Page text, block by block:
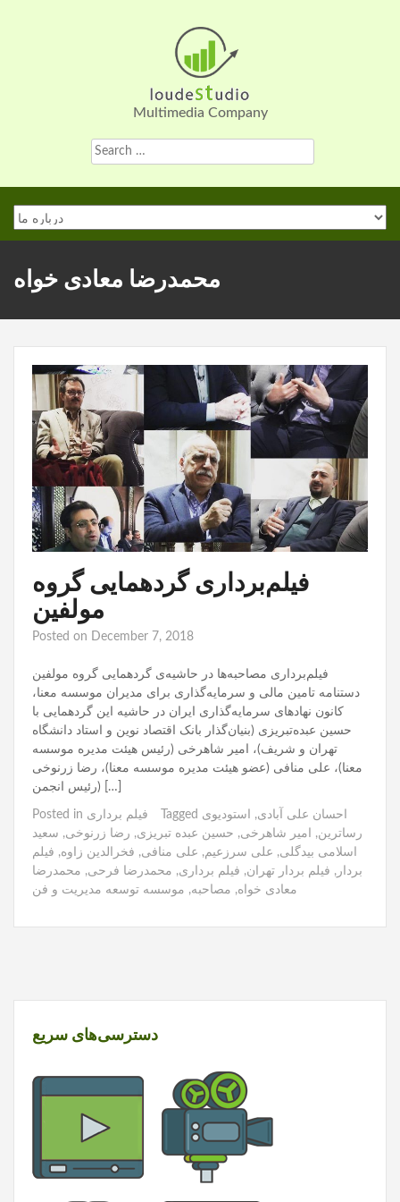
Multimedia Company
Search
for:
محمدرضا معادی خواه
فیلم‌برداری گردهمایی گروه
مولفین
Posted on December 7, 2018
فیلم‌برداری مصاحبه‌‌ها در حاشیه‌ی گردهمایی گروه مولفین
دستنامه تامین مالی و سرمایه‌گذاری برای مدیران موسسه معنا،
کانون نهادهای سرمایه‌گذاری ایران در حاشیه این گردهمایی با
حسین عبده‌تبریزی (بنیان‌گذار بانک اقتصاد نوین و استاد دانشگاه
تهران و شریف)، امیر شاهرخی (رئیس هیئت مدیره موسسه
معنا)، علی منافی (عضو هیئت مدیره موسسه معنا)، رضا زرنوخی
(رئیس انجمن […]
Posted in فیلم برداری Tagged احسان علی آبادی,
استودیوی
رساترین, امیر شاهرخی, حسین عبده تبریزی, رضا زرنوخی, سعید
اسلامی بیدگلی, علی سرزعیم, علی منافی, فخرالدین زاوه, فیلم
بردار , فیلم بردار تهران, فیلم برداری, محمدرضا فرحی, محمدرضا
معادی خواه, مصاحبه, موسسه توسعه مدیریت و فن
دسترسی‌های سریع